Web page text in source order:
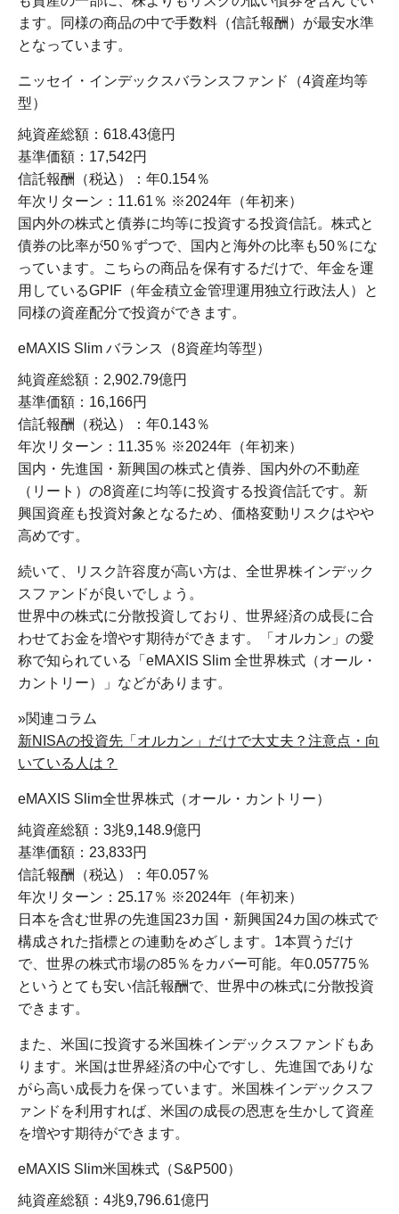
ます。同様の商品の中で手数料（信託報酬）が最安水準
となっています。
ニッセイ・インデックスバランスファンド（4資産均等
型）
純資産総額：618.43億円
基準価額：17,542円
信託報酬（税込）：年0.154％
年次リターン：11.61％ ※2024年（年初来）
国内外の株式と債券に均等に投資する投資信託。株式と
債券の比率が50％ずつで、国内と海外の比率も50％にな
っています。こちらの商品を保有するだけで、年金を運
用しているGPIF（年金積立金管理運用独立行政法人）と
同様の資産配分で投資ができます。
eMAXIS Slim バランス（8資産均等型）
純資産総額：2,902.79億円
基準価額：16,166円
信託報酬（税込）：年0.143％
年次リターン：11.35％ ※2024年（年初来）
国内・先進国・新興国の株式と債券、国内外の不動産
（リート）の8資産に均等に投資する投資信託です。新
興国資産も投資対象となるため、価格変動リスクはやや
高めです。
続いて、リスク許容度が高い方は、全世界株インデック
スファンドが良いでしょう。
世界中の株式に分散投資しており、世界経済の成長に合
わせてお金を増やす期待ができます。「オルカン」の愛
称で知られている「eMAXIS Slim 全世界株式（オール・
カントリー）」などがあります。
»関連コラム
新NISAの投資先「オルカン」だけで大丈夫？注意点・向
いている人は？
eMAXIS Slim全世界株式（オール・カントリー）
純資産総額：3兆9,148.9億円
基準価額：23,833円
信託報酬（税込）：年0.057％
年次リターン：25.17％ ※2024年（年初来）
日本を含む世界の先進国23カ国・新興国24カ国の株式で
構成された指標との連動をめざします。1本買うだけ
で、世界の株式市場の85％をカバー可能。年0.05775％
というとても安い信託報酬で、世界中の株式に分散投資
できます。
また、米国に投資する米国株インデックスファンドもあ
ります。米国は世界経済の中心ですし、先進国でありな
がら高い成長力を保っています。米国株インデックスフ
ァンドを利用すれば、米国の成長の恩恵を生かして資産
を増やす期待ができます。
eMAXIS Slim米国株式（S&P500）
純資産総額：4兆9,796.61億円